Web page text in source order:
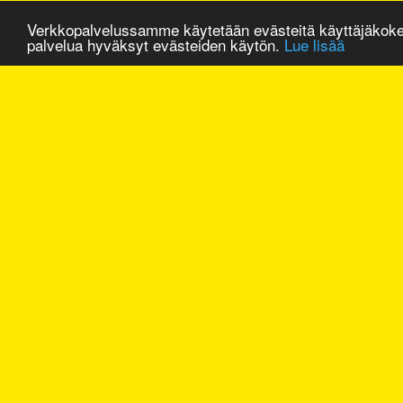
Verkkopalvelussamme käytetään evästeitä
palvelua hyväksyt evästeiden käytön. Lue lisää